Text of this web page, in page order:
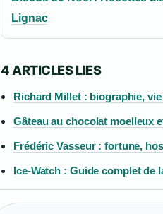
Lignac
4 ARTICLES LIES
Richard Millet : biographie,
Gâteau au chocolat moelleux
Frédéric Vasseur : fortune,
Ice-Watch : Guide complet de